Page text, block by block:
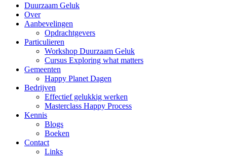
Duurzaam Geluk
Over
Aanbevelingen
Opdrachtgevers
Particulieren
Workshop Duurzaam Geluk
Cursus Exploring what matters
Gemeenten
Happy Planet Dagen
Bedrijven
Effectief gelukkig werken
Masterclass Happy Process
Kennis
Blogs
Boeken
Contact
Links